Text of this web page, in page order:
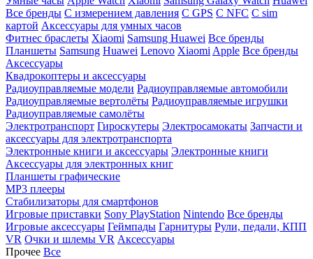
Все бренды C измерением давления C GPS C NFC C sim
картой Аксессуары для умных часов
Фитнес браслеты Xiaomi Samsung Huawei Все бренды
Планшеты Samsung Huawei Lenovo Xiaomi Apple Все бренды
Аксессуары
Квадрокоптеры и аксессуары
Радиоуправляемые модели Радиоуправляемые автомобили
Радиоуправляемые вертолёты Радиоуправляемые игрушки
Радиоуправляемые самолёты
Электротранспорт Гироскутеры Электросамокаты Запчасти и
аксессуары для электротранспорта
Электронные книги и аксессуары Электронные книги
Аксессуары для электронных книг
Планшеты графические
MP3 плееры
Стабилизаторы для смартфонов
Игровые приставки Sony PlayStation Nintendo Все бренды
Игровые аксессуары Геймпады Гарнитуры Рули, педали, КПП
VR Очки и шлемы VR Аксессуары
Прочее Все